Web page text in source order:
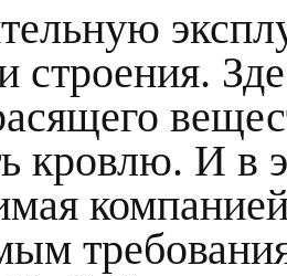
строения.
кровлю. И в